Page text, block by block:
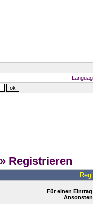
Registrieren
.:
Für einen